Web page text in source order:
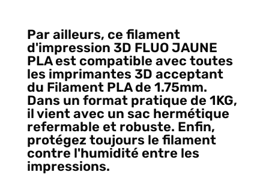
Par ailleurs, ce filament
d'impression 3D FLUO JAUNE
PLA est compatible avec toutes
les imprimantes 3D acceptant
du Filament PLA de 1.75mm.
Dans un format pratique de 1KG,
il vient avec un sac hermétique
refermable et robuste. Enfin,
protégez toujours le filament
contre l'humidité entre les
impressions.